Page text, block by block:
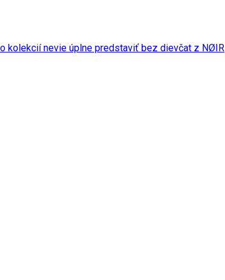
kolekcií nevie úplne predstaviť bez dievčat z NØIR